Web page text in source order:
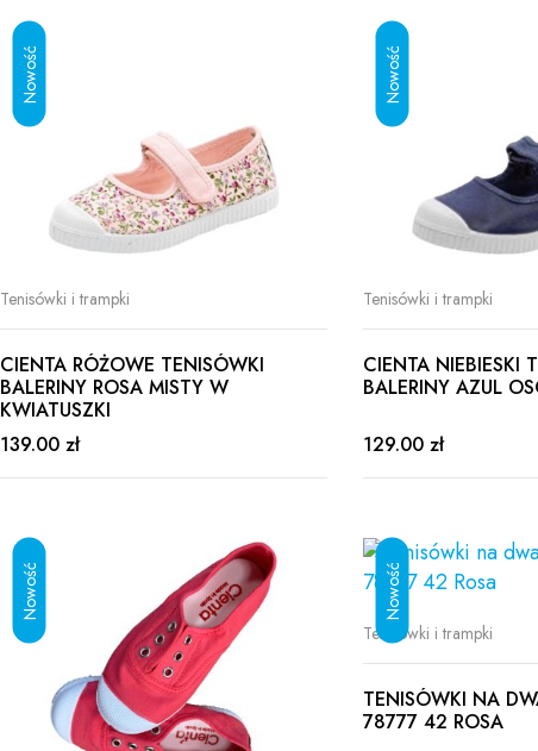
Tenisówki i trampki
CIENTA RÓŻOWE TENISÓWKI
BALERINY ROSA MISTY W
KWIATUSZKI
139.00 zł
Tenisówki i trampki
CIENTA NIEBIESKI
BALERINY AZUL
129.00 zł
Tenisówki i trampki
TENISÓWKI NA
78777 42 ROSA